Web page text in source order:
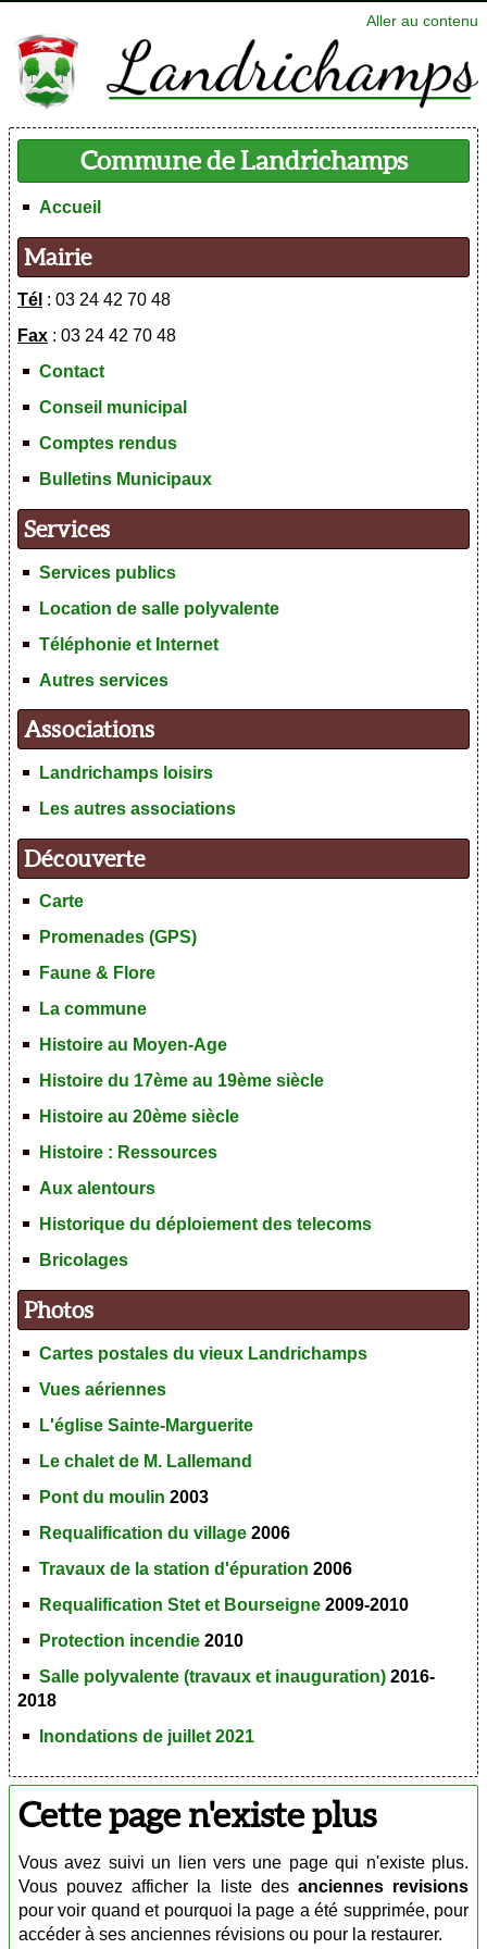
Aller au contenu
Commune de Landrichamps
Accueil
Mairie
Tél : 03 24 42 70 48
Fax : 03 24 42 70 48
Contact
Conseil municipal
Comptes rendus
Bulletins Municipaux
Services
Services publics
Location de salle polyvalente
Téléphonie et Internet
Autres services
Associations
Landrichamps loisirs
Les autres associations
Découverte
Carte
Promenades (GPS)
Faune & Flore
La commune
Histoire au Moyen-Age
Histoire du 17ème au 19ème siècle
Histoire au 20ème siècle
Histoire : Ressources
Aux alentours
Historique du déploiement des telecoms
Bricolages
Photos
Cartes postales du vieux Landrichamps
Vues aériennes
L'église Sainte-Marguerite
Le chalet de M. Lallemand
Pont du moulin 2003
Requalification du village 2006
Travaux de la station d'épuration 2006
Requalification Stet et Bourseigne 2009-2010
Protection incendie 2010
Salle polyvalente (travaux et inauguration) 2016-
2018
Inondations de juillet 2021
Cette page n'existe plus
Vous avez suivi un lien vers une page qui n'existe plus.
Vous pouvez afficher la liste des anciennes revisions
pour voir quand et pourquoi la page a été supprimée, pour
accéder à ses anciennes révisions ou pour la restaurer.